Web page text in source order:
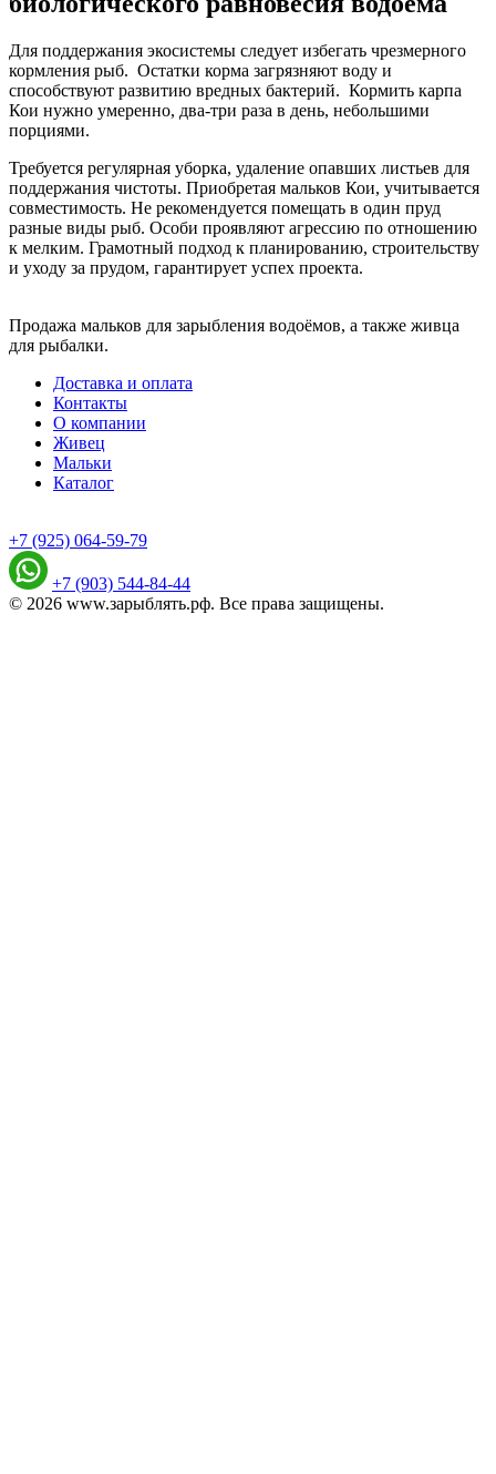
Для поддержания экосистемы следует избегать чрезмерного
кормления рыб. Остатки корма загрязняют воду и
способствуют развитию вредных бактерий. Кормить карпа
Кои нужно умеренно, два-три раза в день, небольшими
порциями.
Требуется регулярная уборка, удаление опавших листьев для
поддержания чистоты. Приобретая мальков Кои, учитывается
совместимость. Не рекомендуется помещать в один пруд
разные виды рыб. Особи проявляют агрессию по отношению
к мелким. Грамотный подход к планированию, строительству
и уходу за прудом, гарантирует успех проекта.
Продажа мальков для зарыбления водоёмов, а также живца
для рыбалки.
Доставка и оплата
Контакты
О компании
Живец
Мальки
Каталог
+7 (925) 064-59-79
+7 (903) 544-84-44
© 2026 www.зарыблять.рф. Все права защищены.